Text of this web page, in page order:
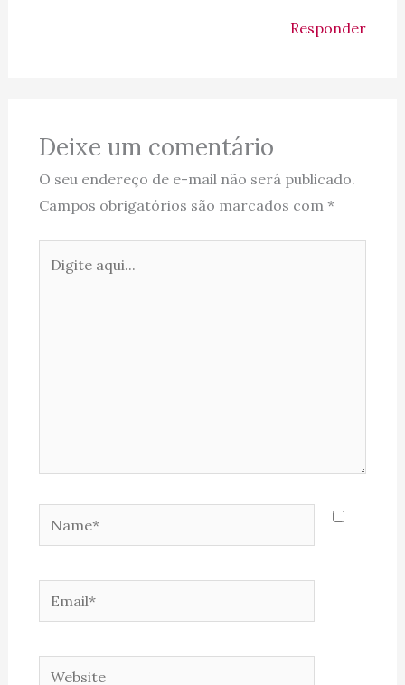
Responder
Deixe um comentário
O seu endereço de e-mail não será publicado.
Campos obrigatórios são marcados com *
aqui...
Name*
Email*
Website